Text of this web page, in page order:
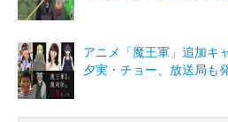
アニメ「魔王軍」追加キ
夕実・チョー、放送局も